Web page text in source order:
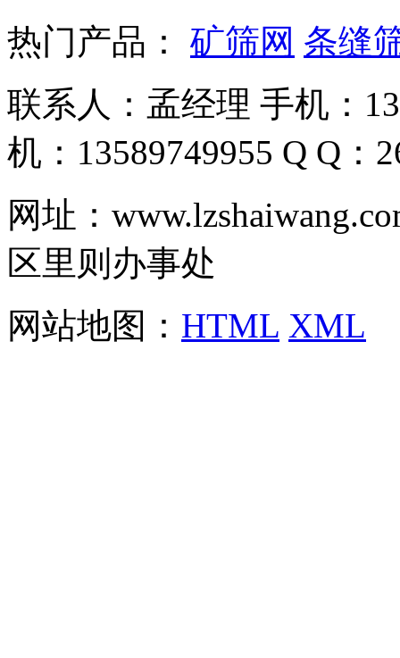
热门产品： 矿筛网 条缝
联系人：孟经理 手机：
机：13589749955 Q Q：
网址：
区里则办事处
网站地图： HTML XML